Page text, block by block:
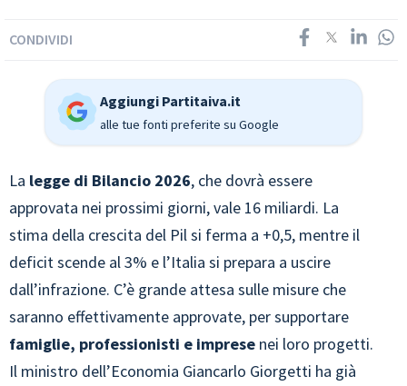
CONDIVIDI
Aggiungi Partitaiva.it
alle tue fonti preferite su Google
La legge di Bilancio 2026, che dovrà essere
approvata nei prossimi giorni, vale 16 miliardi. La
stima della crescita del Pil si ferma a +0,5, mentre il
deficit scende al 3% e l’Italia si prepara a uscire
dall’infrazione. C’è grande attesa sulle misure che
saranno effettivamente approvate, per supportare
famiglie, professionisti e imprese nei loro progetti.
Il ministro dell’Economia Giancarlo Giorgetti ha già